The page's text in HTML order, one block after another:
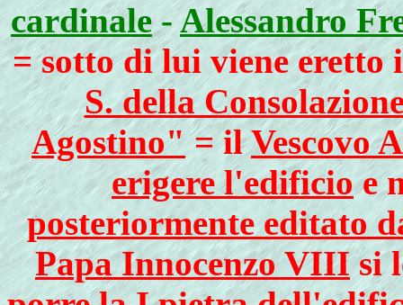
cardinale-Alessandro
= sotto di lui viene
S. della
Agostino"= ilVescovo
erigere l'edificioe
posteriormente editato
Papa Innocenzo VIIIsi